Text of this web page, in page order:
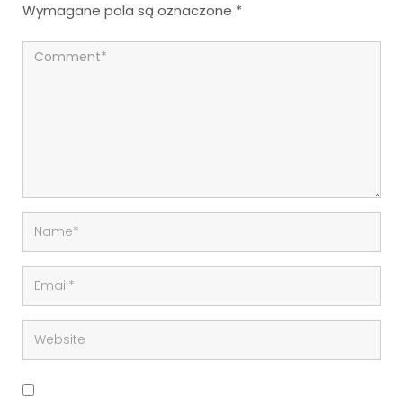
Wymagane pola są oznaczone *